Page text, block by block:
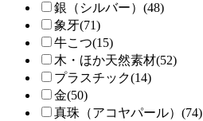
銀（シルバー）(48)
象牙(71)
牛こつ(15)
木・ほか天然素材(52)
プラスチック(14)
金(50)
真珠（アコヤパール）(74)